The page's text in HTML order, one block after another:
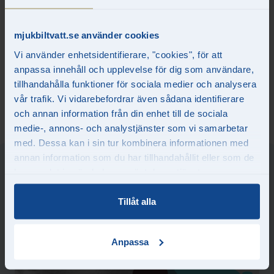
mjukbiltvatt.se använder cookies
Vi använder enhetsidentifierare, "cookies", för att
anpassa innehåll och upplevelse för dig som användare,
tillhandahålla funktioner för sociala medier och analysera
vår trafik. Vi vidarebefordrar även sådana identifierare
och annan information från din enhet till de sociala
medie-, annons- och analystjänster som vi samarbetar
med. Dessa kan i sin tur kombinera informationen med
annan information som du har tillhandahållit eller som de
Tillåt alla
Anpassa
Kungsbacka har fått nya borstar
I augusti i år stängde Mjuk Biltvätt Kungsbacka ett par dagar för
en omfattande renovering, bland annat byttes alla borstar i
maskintvätten ut. Nu kan vi fortsätta att hålla Kungsbackas bilar
rena i ett par år till!